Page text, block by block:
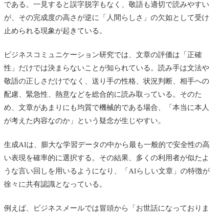
である。一見すると誤字脱字もなく、敬語も適切で読みやすい
が、その完成度の高さが逆に「人間らしさ」の欠如として受け
止められる現象が起きている。
ビジネスコミュニケーション研究では、文章の評価は「正確
性」だけでは決まらないことが知られている。読み手は文法や
敬語の正しさだけでなく、送り手の性格、状況判断、相手への
配慮、緊急性、熱意などを総合的に読み取っている。そのた
め、文章があまりにも均質で機械的である場合、「本当に本人
が考えた内容なのか」という疑念が生じやすい。
生成AIは、膨大な学習データの中から最も一般的で安全性の高
い表現を確率的に選択する。その結果、多くの利用者が似たよ
うな言い回しを用いるようになり、「AIらしい文章」の特徴が
徐々に共有認識となっている。
例えば、ビジネスメールでは冒頭から「お世話になっておりま